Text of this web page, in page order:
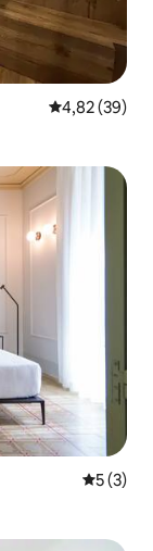
Gemiddelde
4,82 (39)
5 (3)